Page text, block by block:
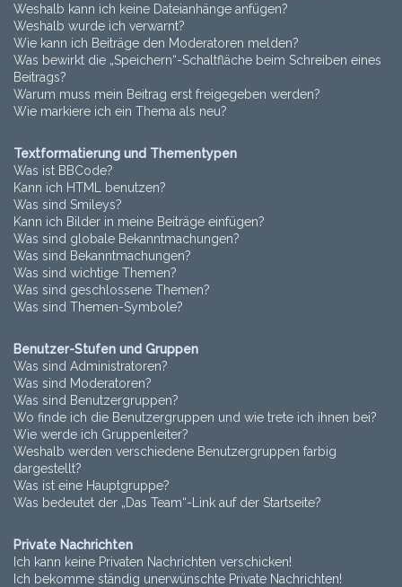
Weshalb kann ich keine Dateianhänge anfügen?
Weshalb wurde ich verwarnt?
Wie kann ich Beiträge den Moderatoren melden?
Was bewirkt die „Speichern“-Schaltfläche beim Schreiben eines
Beitrags?
Warum muss mein Beitrag erst freigegeben werden?
Wie markiere ich ein Thema als neu?
Textformatierung und Thementypen
Was ist BBCode?
Kann ich HTML benutzen?
Was sind Smileys?
Kann ich Bilder in meine Beiträge einfügen?
Was sind globale Bekanntmachungen?
Was sind Bekanntmachungen?
Was sind wichtige Themen?
Was sind geschlossene Themen?
Was sind Themen-Symbole?
Benutzer-Stufen und Gruppen
Was sind Administratoren?
Was sind Moderatoren?
Was sind Benutzergruppen?
Wo finde ich die Benutzergruppen und wie trete ich ihnen bei?
Wie werde ich Gruppenleiter?
Weshalb werden verschiedene Benutzergruppen farbig
dargestellt?
Was ist eine Hauptgruppe?
Was bedeutet der „Das Team“-Link auf der Startseite?
Private Nachrichten
Ich kann keine Privaten Nachrichten verschicken!
Ich bekomme ständig unerwünschte Private Nachrichten!